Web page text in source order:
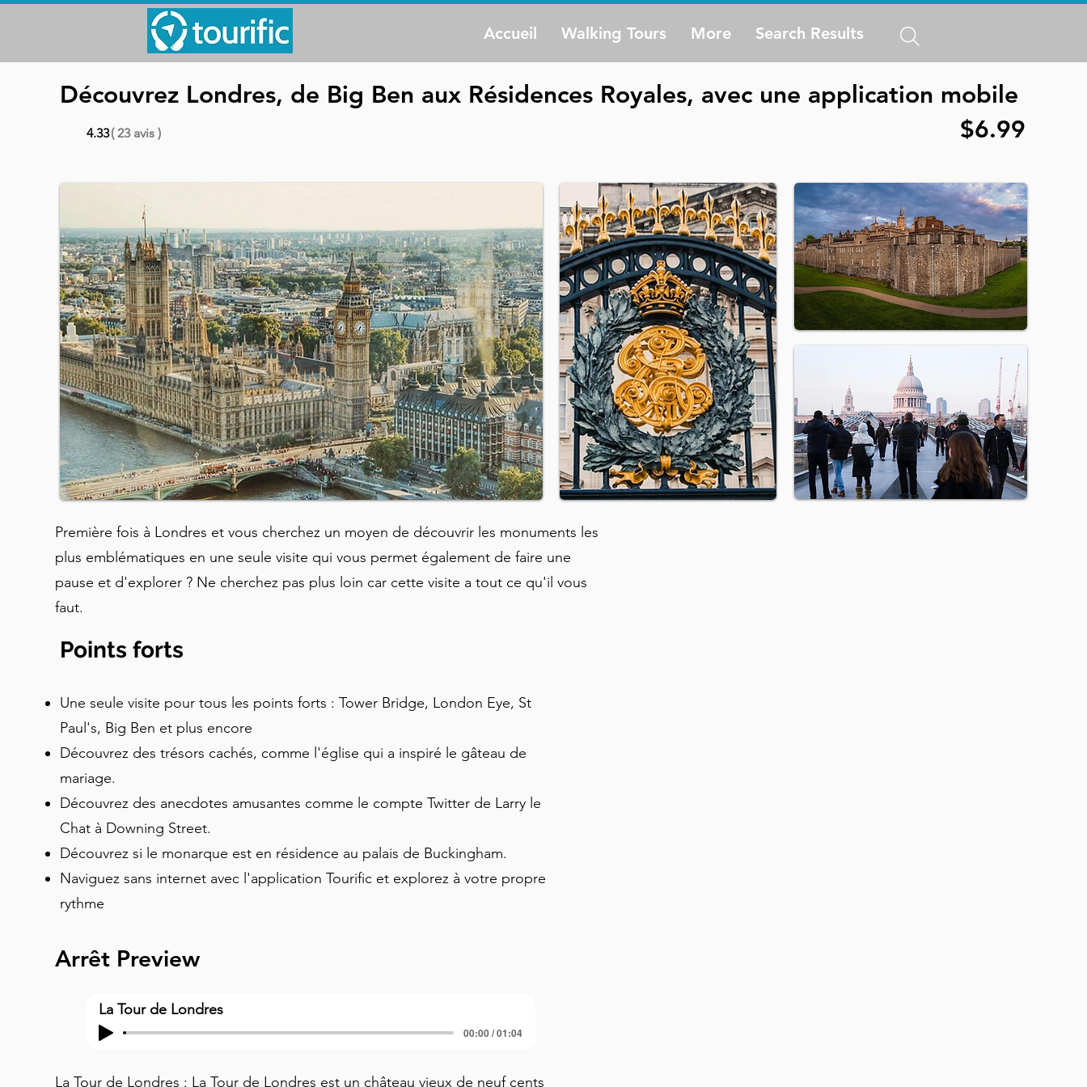
Accueil Walking Tours More Search Results
Découvrez Londres, de Big Ben aux Résidences Royales, avec une application mobile
4.33( 23 avis ) $6.99
Première fois à Londres et vous cherchez un moyen de découvrir les monuments les
plus emblématiques en une seule visite qui vous permet également de faire une
pause et d'explorer ? Ne cherchez pas plus loin car cette visite a tout ce qu'il vous
faut.
Points forts
Une seule visite pour tous les points forts : Tower Bridge, London Eye, St
Paul's, Big Ben et plus encore
Découvrez des trésors cachés, comme l'église qui a inspiré le gâteau de
mariage.
Découvrez des anecdotes amusantes comme le compte Twitter de Larry le
Chat à Downing Street.
Découvrez si le monarque est en résidence au palais de Buckingham.
Naviguez sans internet avec l'application Tourific et explorez à votre propre
rythme
Arrêt Preview
La Tour de Londres
00:00 / 01:04
La Tour de Londres : La Tour de Londres est un château vieux de neuf cents